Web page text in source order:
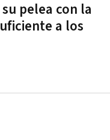
pelea con la
a los